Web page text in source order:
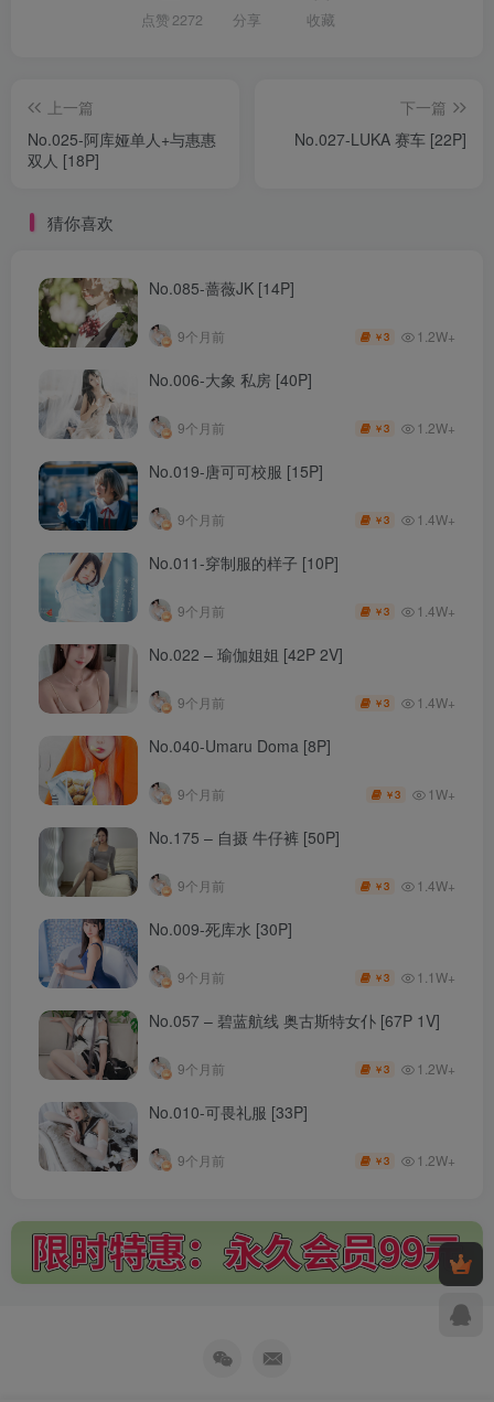
点赞 2272 分享 收藏
上一篇
No.025-阿库娅单人+与惠惠
双人 [18P]
下一篇
No.027-LUKA 赛车 [22P]
猜你喜欢
No.085-蔷薇JK [14P]
9个月前 ￥3 1.2W+
No.006-大象 私房 [40P]
9个月前 ￥3 1.2W+
No.019-唐可可校服 [15P]
9个月前 ￥3 1.4W+
No.011-穿制服的样子 [10P]
9个月前 ￥3 1.4W+
No.022 – 瑜伽姐姐 [42P 2V]
9个月前 ￥3 1.4W+
No.040-Umaru Doma [8P]
9个月前 ￥3 1W+
No.175 – 自摄 牛仔裤 [50P]
9个月前 ￥3 1.4W+
No.009-死库水 [30P]
9个月前 ￥3 1.1W+
No.057 – 碧蓝航线 奥古斯特女仆 [67P 1V]
9个月前 ￥3 1.2W+
No.010-可畏礼服 [33P]
9个月前 ￥3 1.2W+